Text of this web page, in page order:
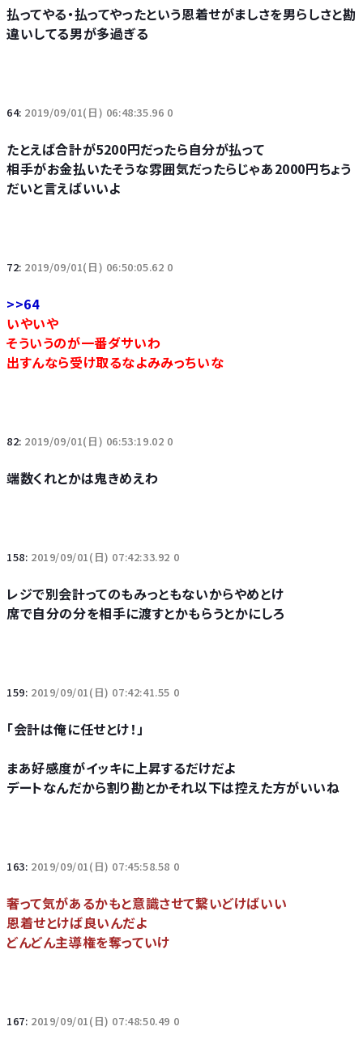
払ってやる・払ってやったという恩着せがましさを男らしさと勘
違いしてる男が多過ぎる
64: 2019/09/01(日) 06:48:35.96 0
たとえば合計が5200円だったら自分が払って
相手がお金払いたそうな雰囲気だったらじゃあ2000円ちょう
だいと言えばいいよ
72: 2019/09/01(日) 06:50:05.62 0
>>64
いやいや
そういうのが一番ダサいわ
出すんなら受け取るなよみみっちいな
82: 2019/09/01(日) 06:53:19.02 0
端数くれとかは鬼きめえわ
158: 2019/09/01(日) 07:42:33.92 0
レジで別会計ってのもみっともないからやめとけ
席で自分の分を相手に渡すとかもらうとかにしろ
159: 2019/09/01(日) 07:42:41.55 0
「会計は俺に任せとけ！」
まあ好感度がイッキに上昇するだけだよ
デートなんだから割り勘とかそれ以下は控えた方がいいね
163: 2019/09/01(日) 07:45:58.58 0
奢って気があるかもと意識させて繋いどけばいい
恩着せとけば良いんだよ
どんどん主導権を奪っていけ
167: 2019/09/01(日) 07:48:50.49 0